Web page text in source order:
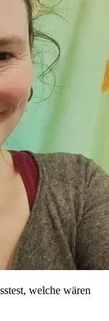
welche wären